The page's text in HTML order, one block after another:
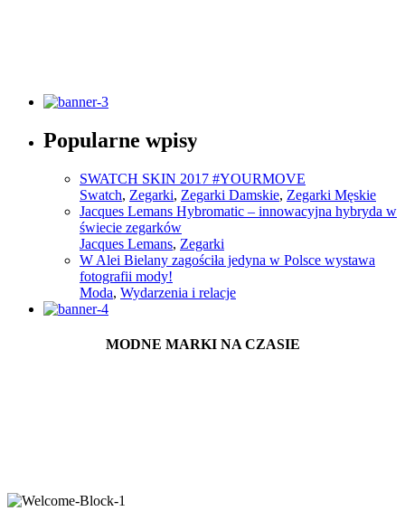
Sprawdź
Popularne wpisy
SWATCH SKIN 2017 #YOURMOVE
Swatch, Zegarki, Zegarki Damskie, Zegarki Męskie
Jacques Lemans Hybromatic – innowacyjna hybryda w
świecie zegarków
Jacques Lemans, Zegarki
W Alei Bielany zagościła jedyna w Polsce wystawa
fotografii mody!
Moda, Wydarzenia i relacje
MODNE MARKI NA CZASIE